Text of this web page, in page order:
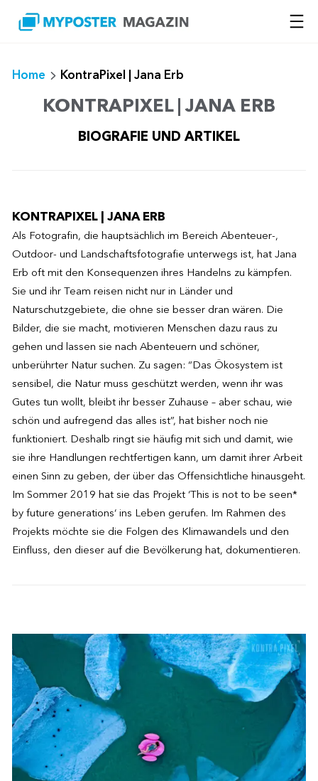
Inhalt
springen
Home KontraPixel | Jana Erb
KONTRAPIXEL | JANA ERB
BIOGRAFIE UND ARTIKEL
KONTRAPIXEL | JANA ERB
Als Fotografin, die hauptsächlich im Bereich Abenteuer-,
Outdoor- und Landschaftsfotografie unterwegs ist, hat Jana
Erb oft mit den Konsequenzen ihres Handelns zu kämpfen.
Sie und ihr Team reisen nicht nur in Länder und
Naturschutzgebiete, die ohne sie besser dran wären. Die
Bilder, die sie macht, motivieren Menschen dazu raus zu
gehen und lassen sie nach Abenteuern und schöner,
unberührter Natur suchen. Zu sagen: “Das Ökosystem ist
sensibel, die Natur muss geschützt werden, wenn ihr was
Gutes tun wollt, bleibt ihr besser Zuhause – aber schau, wie
schön und aufregend das alles ist”, hat bisher noch nie
funktioniert. Deshalb ringt sie häufig mit sich und damit, wie
sie ihre Handlungen rechtfertigen kann, um damit ihrer Arbeit
einen Sinn zu geben, der über das Offensichtliche hinausgeht.
Im Sommer 2019 hat sie das Projekt ‘This is not to be seen*
by future generations‘ ins Leben gerufen. Im Rahmen des
Projekts möchte sie die Folgen des Klimawandels und den
Einfluss, den dieser auf die Bevölkerung hat, dokumentieren.
10% SPAREN – 100% FREUDE
BEKOMMEN!
Spare 10% auf deine erste Bestellung im
MYPOSTER-Shop! Melde dich hier zum Newsletter
an und gehöre immer zu den ersten, die von
unseren Rabatt-Aktionen und News profitieren.